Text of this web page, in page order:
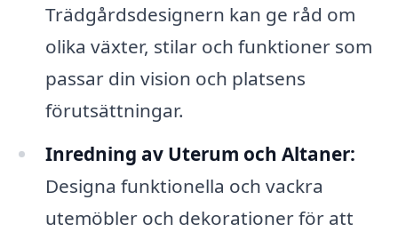
Trädgårdsdesignern kan ge råd om
olika växter, stilar och funktioner som
passar din vision och platsens
förutsättningar.
Inredning av Uterum och Altaner:
Designa funktionella och vackra
utemöbler och dekorationer för att